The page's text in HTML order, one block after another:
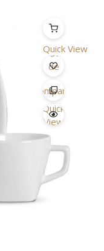
Quick View
Lista
de
Desejo
Comparar
Quick
View